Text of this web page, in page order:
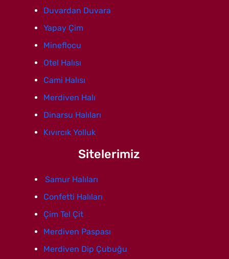
Duvardan Duvara
Yapay Çim
Mineflocu
Otel Halısı
Cami Halısı
Merdiven Halı
Dinarsu Halıları
Kıvırcık Yolluk
Sitelerimiz
Samur Halıları
Confetti Halıları
Çim Tel Çit
Merdiven Paspası
Merdiven Dip Çubuğu